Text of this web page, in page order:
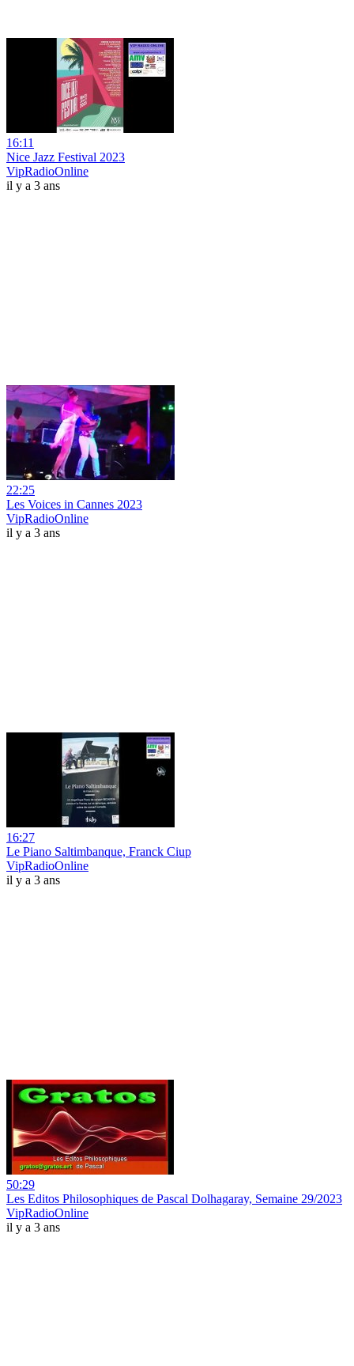
16:11
Nice Jazz Festival 2023
VipRadioOnline
il y a 3 ans
22:25
Les Voices in Cannes 2023
VipRadioOnline
il y a 3 ans
16:27
Le Piano Saltimbanque, Franck Ciup
VipRadioOnline
il y a 3 ans
50:29
Les Editos Philosophiques de Pascal Dolhagaray, Semaine 29/2023
VipRadioOnline
il y a 3 ans